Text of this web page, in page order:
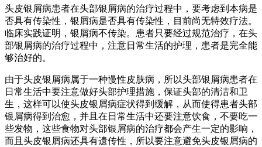
头皮银屑病患者在头部银屑病的治疗过程中，要考虑到本病是
否具有传染性，银屑病是否具有传染性，目前尚无特效疗法。
临床实践证明，银屑病不传染。患者只要经过规范治疗，在头
部银屑病的治疗过程中，注意日常生活的护理，患者是完全能
够治好的。
由于头皮银屑病属于一种慢性皮肤病，所以头部银屑病患者在
日常生活中要注意做好头部护理措施，保证头部的清洁和卫
生，这样可以使头皮银屑病症状得到缓解，从而使得患者头部
银屑病得到治愈，并且在日常生活中还要注意饮食，不要吃一
些发物，这些食物对头部银屑病的治疗都会产生一定的影响，
而且头皮银屑病还具有遗传性，所以要注意避免头皮银屑病的